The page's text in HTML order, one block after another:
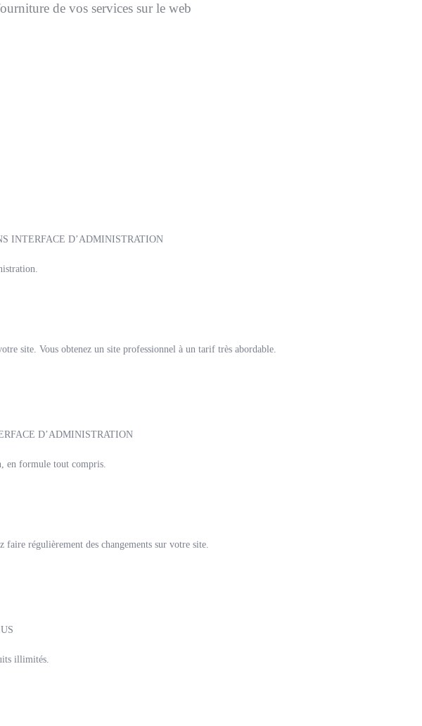
de vos services sur le web
INTERFACE D’ADMINISTRATION
site. Vous obtenez un site professionnel à un tarif très abordable.
D’ADMINISTRATION
en formule tout compris.
faire régulièrement des changements sur votre site.
illimités.